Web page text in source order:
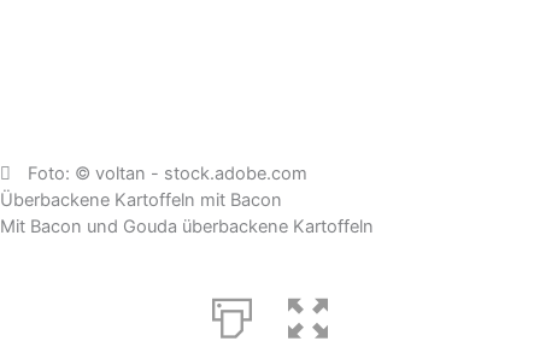
Foto: © voltan - stock.adobe.com
Überbackene Kartoffeln mit Bacon
Mit Bacon und Gouda überbackene Kartoffeln